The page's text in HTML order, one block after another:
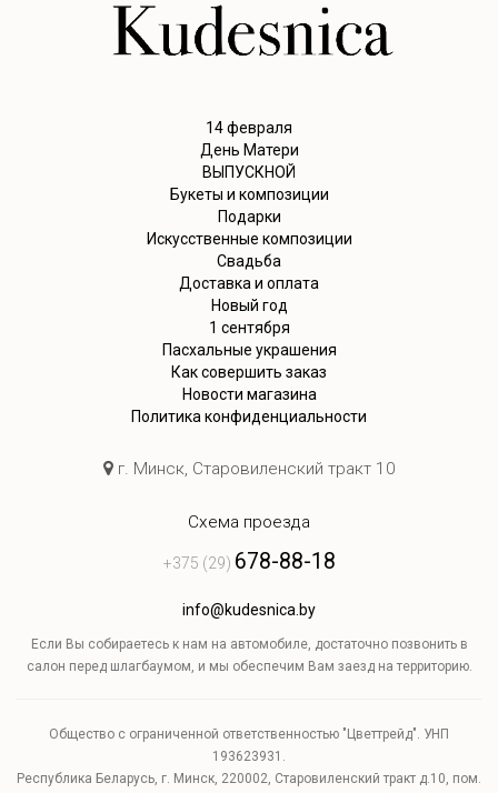
14 февраля
День Матери
ВЫПУСКНОЙ
Букеты и композиции
Подарки
Искусственные композиции
Свадьба
Доставка и оплата
Новый год
1 сентября
Пасхальные украшения
Как совершить заказ
Новости магазина
Политика конфиденциальности
г. Минск, Старовиленский тракт 10
Схема проезда
+375 (29) 678-88-18
info@kudesnica.by
Если Вы собираетесь к нам на автомобиле, достаточно позвонить в
салон перед шлагбаумом, и мы обеспечим Вам заезд на территорию.
Общество с ограниченной ответственностью "Цветтрейд". УНП
193623931.
Республика Беларусь, г. Минск, 220002, Старовиленский тракт д.10, пом.